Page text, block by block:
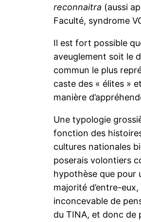
reconnaitra (aussi
Faculté, syndrome
Il est fort possible
aveuglement soit le
commun le plus
caste des « élites »
manière
Une typologie
fonction des
cultures nationales
poserais volontiers
hypothèse que pour
majorité d’entre-eux,
inconcevable de
du TINA, et donc de